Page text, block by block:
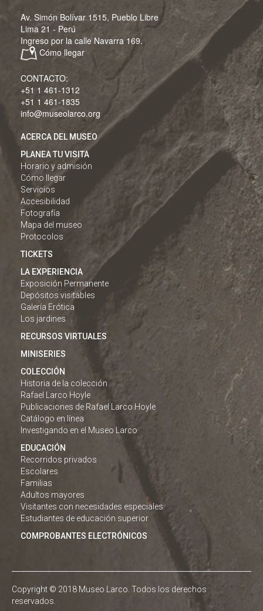
Av. Simón Bolívar 1515, Pueblo Libre
Lima 21 - Perú
Ingreso por la calle Navarra 169.
Cómo llegar
CONTACTO:
+51 1 461-1312
+51 1 461-1835
info@museolarco.org
ACERCA DEL MUSEO
PLANEA TU VISITA
Horario y admisión
Cómo llegar
Servicios
Accesibilidad
Fotografía
Mapa del museo
Protocolos
TICKETS
LA EXPERIENCIA
Exposición Permanente
Depósitos visitables
Galería Erótica
Los jardines
RECURSOS VIRTUALES
MINISERIES
COLECCIÓN
Historia de la colección
Rafael Larco Hoyle
Publicaciones de Rafael Larco Hoyle
Catálogo en línea
Investigando en el Museo Larco
EDUCACIÓN
Recorridos privados
Escolares
Familias
Adultos mayores
Visitantes con necesidades especiales
Estudiantes de educación superior
COMPROBANTES ELECTRÓNICOS
Copyright © 2018 Museo Larco. Todos los derechos
reservados.